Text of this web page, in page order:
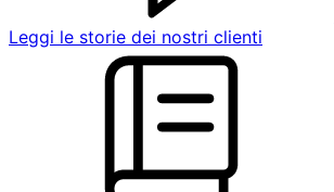
Leggi le storie dei nostri clienti